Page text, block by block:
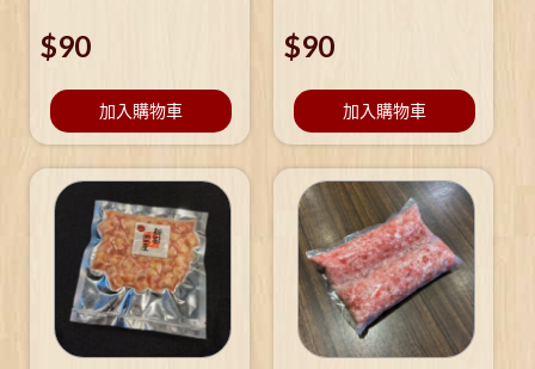
$90
加入購物車
$90
加入購物車